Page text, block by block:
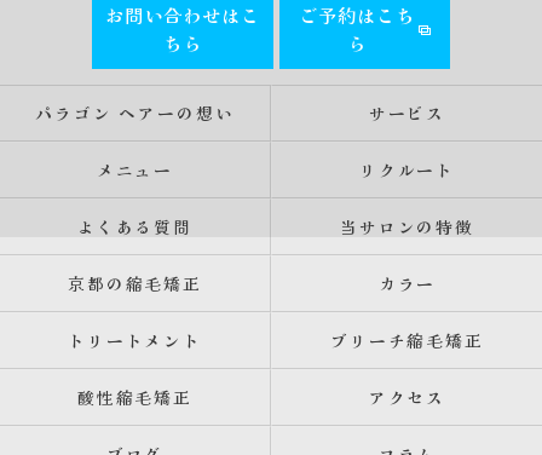
お問い合わせはこ
ちら
ご予約はこち
ら
パラゴン ヘアーの想い サービス
メニュー リクルート
よくある質問 当サロンの特徴
京都の縮毛矯正 カラー
トリートメント ブリーチ縮毛矯正
酸性縮毛矯正 アクセス